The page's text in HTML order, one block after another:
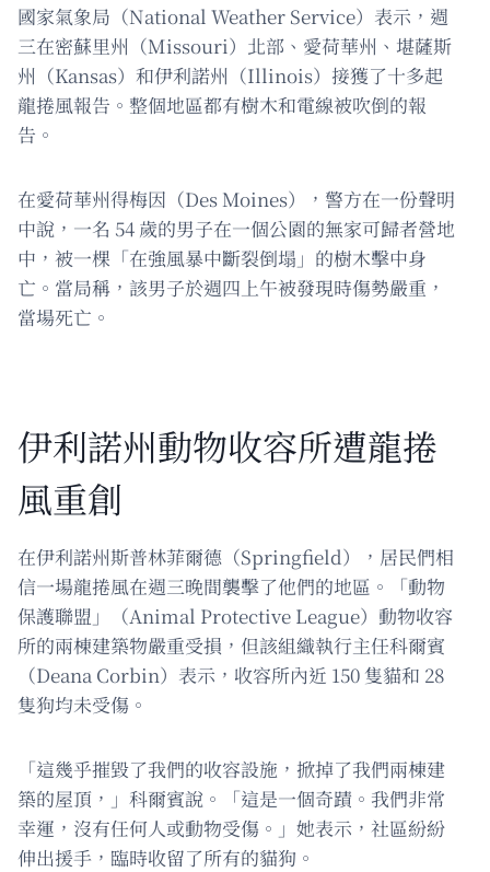
國家氣象局（National Weather Service）表示，週
三在密蘇里州（Missouri）北部、愛荷華州、堪薩斯
州（Kansas）和伊利諾州（Illinois）接獲了十多起
龍捲風報告。整個地區都有樹木和電線被吹倒的報
告。
在愛荷華州得梅因（Des Moines），警方在一份聲明
中說，一名 54 歲的男子在一個公園的無家可歸者營地
中，被一棵「在強風暴中斷裂倒塌」的樹木擊中身
亡。當局稱，該男子於週四上午被發現時傷勢嚴重，
當場死亡。
伊利諾州動物收容所遭龍捲
風重創
在伊利諾州斯普林菲爾德（Springfield），居民們相
信一場龍捲風在週三晚間襲擊了他們的地區。「動物
保護聯盟」（Animal Protective League）動物收容
所的兩棟建築物嚴重受損，但該組織執行主任科爾賓
（Deana Corbin）表示，收容所內近 150 隻貓和 28
隻狗均未受傷。
「這幾乎摧毀了我們的收容設施，掀掉了我們兩棟建
築的屋頂，」科爾賓說。「這是一個奇蹟。我們非常
幸運，沒有任何人或動物受傷。」她表示，社區紛紛
伸出援手，臨時收留了所有的貓狗。